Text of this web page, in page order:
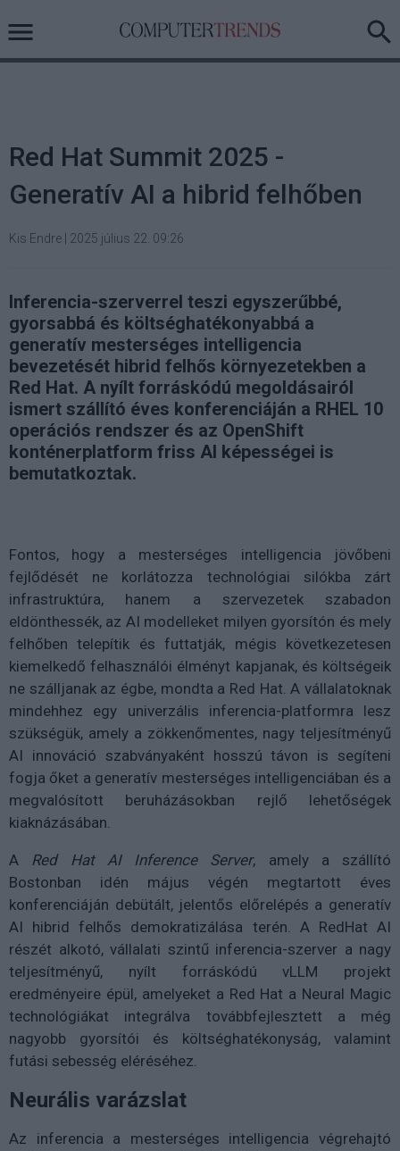
Red Hat Summit 2025 -
Generatív AI a hibrid felhőben
Kis Endre 2025 július 22. 09:26
Inferencia-szerverrel teszi egyszerűbbé,
gyorsabbá és költséghatékonyabbá a
generatív mesterséges intelligencia
bevezetését hibrid felhős környezetekben a
Red Hat. A nyílt forráskódú megoldásairól
ismert szállító éves konferenciáján a RHEL 10
operációs rendszer és az OpenShift
konténerplatform friss AI képességei is
bemutatkoztak.
Fontos, hogy a mesterséges intelligencia jövőbeni
fejlődését ne korlátozza technológiai silókba zárt
infrastruktúra, hanem a szervezetek szabadon
eldönthessék, az AI modelleket milyen gyorsítón és mely
felhőben telepítik és futtatják, mégis következetesen
kiemelkedő felhasználói élményt kapjanak, és költségeik
ne szálljanak az égbe, mondta a Red Hat. A vállalatoknak
mindehhez egy univerzális inferencia-platformra lesz
szükségük, amely a zökkenőmentes, nagy teljesítményű
AI innováció szabványaként hosszú távon is segíteni
fogja őket a generatív mesterséges intelligenciában és a
megvalósított beruházásokban rejlő lehetőségek
kiaknázásában.
A Red Hat AI Inference Server, amely a szállító
Bostonban idén május végén megtartott éves
konferenciáján debütált, jelentős előrelépés a generatív
AI hibrid felhős demokratizálása terén. A RedHat AI
részét alkotó, vállalati szintű inferencia-szerver a nagy
teljesítményű, nyílt forráskódú vLLM projekt
eredményeire épül, amelyeket a Red Hat a Neural Magic
technológiákat integrálva továbbfejlesztett a még
nagyobb gyorsítói és költséghatékonyság, valamint
futási sebesség eléréséhez.
Neurális varázslat
Az inferencia a mesterséges intelligencia végrehajtó